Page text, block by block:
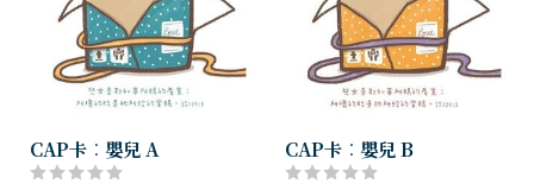
CAP卡︰嬰兒 A CAP卡︰嬰兒 B